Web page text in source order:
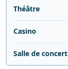
Théâtre
Casino
Salle de concert